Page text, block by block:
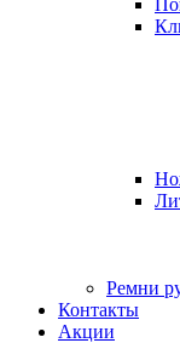
Ремни
Контакты
Акции